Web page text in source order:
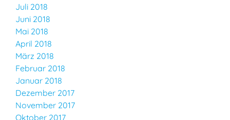
Juli 2018
Juni 2018
Mai 2018
April 2018
März 2018
Februar 2018
Januar 2018
Dezember 2017
November 2017
Oktober 2017